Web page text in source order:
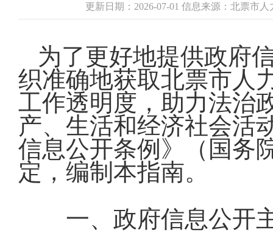
更新日期：2026-07-01 信息来源：北票市
为了更好地提供政府
织准确地获取北票市人
工作透明度，助力法治
产、生活和经济社会活
信息公开条例》（国务
定，编制本指南。
一、政府信息公开